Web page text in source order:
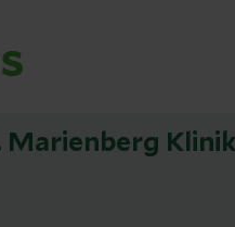
Marienberg